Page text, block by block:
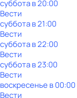
субботав20:00
Вести
субботав21:00
Вести
субботав22:00
Вести
субботав23:00
Вести
воскресенье в00:00
Вести